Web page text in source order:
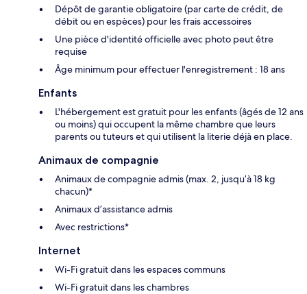
Dépôt de garantie obligatoire (par carte de crédit, de
débit ou en espèces) pour les frais accessoires
Une pièce d'identité officielle avec photo peut être
requise
Âge minimum pour effectuer l'enregistrement : 18 ans
Enfants
L'hébergement est gratuit pour les enfants (âgés de 12 ans
ou moins) qui occupent la même chambre que leurs
parents ou tuteurs et qui utilisent la literie déjà en place.
Animaux de compagnie
Animaux de compagnie admis (max. 2, jusqu’à 18 kg
chacun)*
Animaux d’assistance admis
Avec restrictions*
Internet
Wi-Fi gratuit dans les espaces communs
Wi-Fi gratuit dans les chambres